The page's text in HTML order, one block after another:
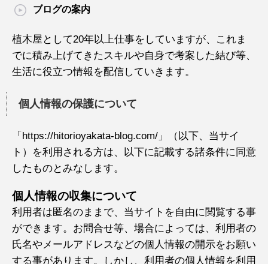
ブログの案内
植木屋として20年以上仕事をしていますが、これま
でに積み上げてきたスキルや自身で考案した結び等、
生活に役立つ情報を配信していきます。
個人情報の保護について
「https://hitorioyakata-blog.com/」（以下、当サイ
ト）を利用される方は、以下に記載する諸条件に同意
したものとみなします。
個人情報の収集について
利用者は匿名のままで、当サイトを自由に閲覧する事
ができます。お問合せ等、場合によっては、利用者の
氏名やメールアドレスなどの個人情報の開示をお願い
する事があります。しかし、利用者の個人情報を利用